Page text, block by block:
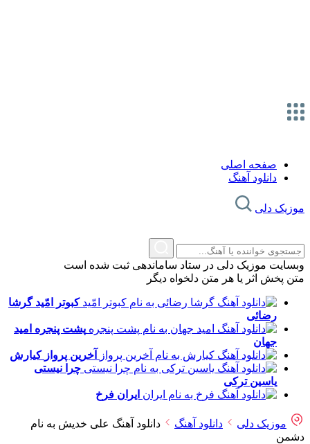
صفحه اصلی
دانلود آهنگ
موزیک دلی
وبسایت موزیک دلی در ستاد ساماندهی ثبت شده است
متن پخش اثر یا هر متن دلخواه دیگر
کبوتر امّید گرشا
رضائی
پشت پنجره امید
جهان
آخرین پرواز کیارش
چرا نیستی
یاسین ترکی
ایران فرخ
موزیک دلی دانلود آهنگ
دانلود آهنگ علی خدیش به نام
دشمن